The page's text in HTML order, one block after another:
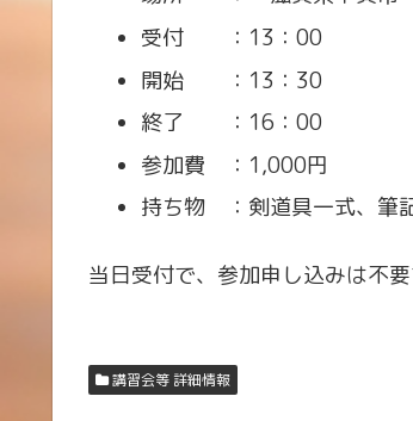
受付 ：13：00
開始 ：13：30
終了 ：16：00
参加費 ：1,000円
持ち物 ：剣道具一式、筆
当日受付で、参加申し込みは不
講習会等 詳細情報